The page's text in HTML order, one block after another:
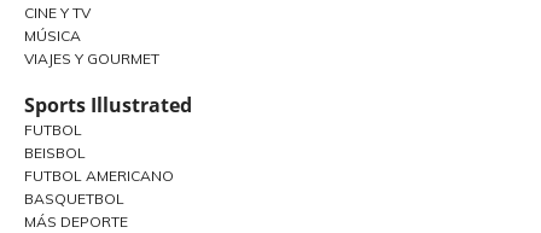
CINE Y TV
MÚSICA
VIAJES Y GOURMET
Sports Illustrated
FUTBOL
BEISBOL
FUTBOL AMERICANO
BASQUETBOL
MÁS DEPORTE